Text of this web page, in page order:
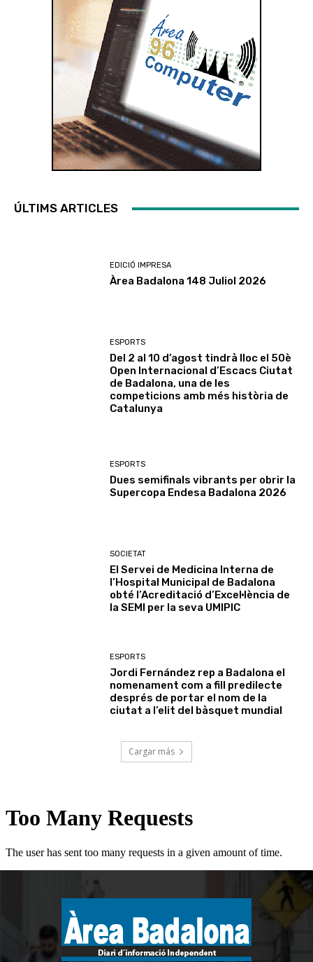
ÚLTIMS ARTICLES
EDICIÓ IMPRESA
Àrea Badalona 148 Juliol 2026
ESPORTS
Del 2 al 10 d’agost tindrà lloc el 50è
Open Internacional d’Escacs Ciutat
de Badalona, una de les
competicions amb més història de
Catalunya
ESPORTS
Dues semifinals vibrants per obrir la
Supercopa Endesa Badalona 2026
SOCIETAT
El Servei de Medicina Interna de
l’Hospital Municipal de Badalona
obté l’Acreditació d’Excel·lència de
la SEMI per la seva UMIPIC
ESPORTS
Jordi Fernández rep a Badalona el
nomenament com a fill predilecte
després de portar el nom de la
ciutat a l’elit del bàsquet mundial
Cargar más